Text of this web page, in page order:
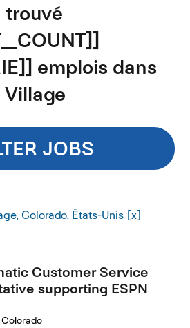
trouvé
emplois dans
JOBS
Colorado, États-Unis
Customer Service
supporting ESPN